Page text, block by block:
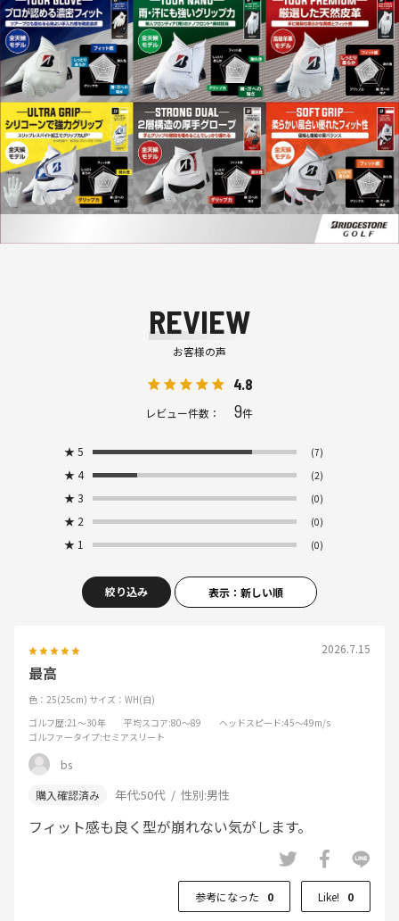
REVIEW
お客様の声
4.8
レビュー件数： 9件
★ 5 (7)
★ 4 (2)
★ 3 (0)
★ 2 (0)
★ 1 (0)
絞り込み 表示：新しい順
2026.7.15
最高
色：25(25cm) サイズ：WH(白)
ゴルフ歴:21～30年 平均スコア:80～89 ヘッドスピード:45～49m/s
ゴルファータイプ:セミアスリート
bs
年代:50代 性別:男性
フィット感も良く型が崩れない気がします。
参考になった 0 Like! 0